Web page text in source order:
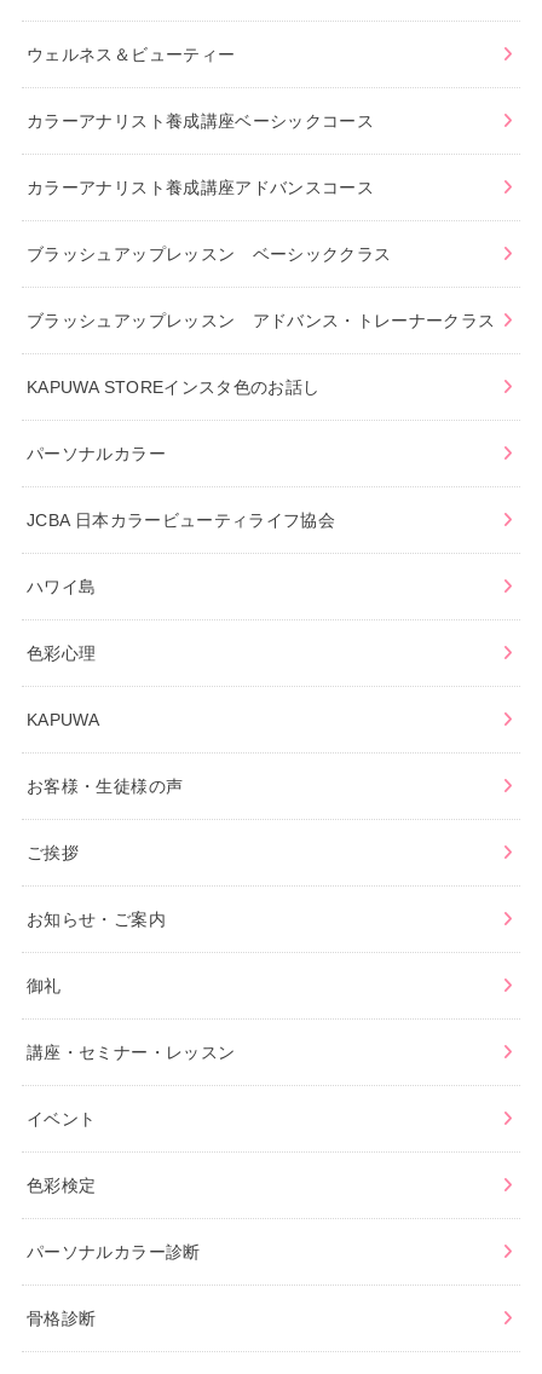
ウェルネス＆ビューティー
カラーアナリスト養成講座ベーシックコース
カラーアナリスト養成講座アドバンスコース
ブラッシュアップレッスン ベーシッククラス
ブラッシュアップレッスン アドバンス・トレーナークラス
KAPUWA STOREインスタ色のお話し
パーソナルカラー
JCBA 日本カラービューティライフ協会
ハワイ島
色彩心理
KAPUWA
お客様・生徒様の声
ご挨拶
お知らせ・ご案内
御礼
講座・セミナー・レッスン
イベント
色彩検定
パーソナルカラー診断
骨格診断